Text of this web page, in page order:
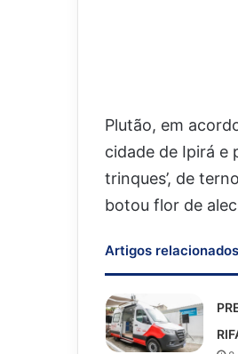
Plutão, em
cidade de Ipirá e
trinques’, de
botou flor de
Artigos relacionados